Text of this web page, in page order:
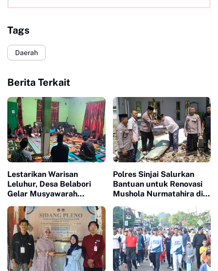
Tags
Daerah
Berita Terkait
Lestarikan Warisan
Leluhur, Desa Belabori
Gelar Musyawarah
Badik
Polres Sinjai Salurkan
Bantuan untuk Renovasi
Mushola Nurmatahira di